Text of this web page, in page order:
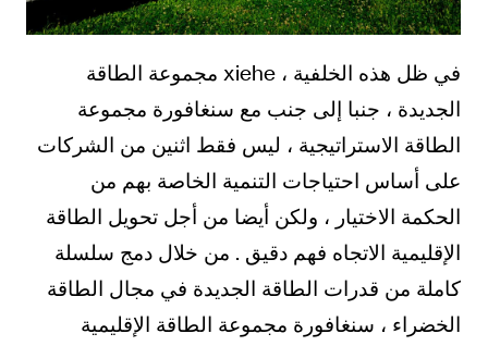
في ظل هذه الخلفية ، xiehe مجموعة الطاقة
الجديدة ، جنبا إلى جنب مع سنغافورة مجموعة
الطاقة الاستراتيجية ، ليس فقط اثنين من الشركات
على أساس احتياجات التنمية الخاصة بهم من
الحكمة الاختيار ، ولكن أيضا من أجل تحويل الطاقة
الإقليمية الاتجاه فهم دقيق . من خلال دمج سلسلة
كاملة من قدرات الطاقة الجديدة في مجال الطاقة
الخضراء ، سنغافورة مجموعة الطاقة الإقليمية